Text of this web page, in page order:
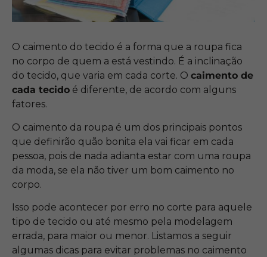
O caimento do tecido é a forma que a roupa fica
no corpo de quem a está vestindo. É a inclinação
do tecido, que varia em cada corte. O caimento de
cada tecido é diferente, de acordo com alguns
fatores.
O caimento da roupa é um dos principais pontos
que definirão quão bonita ela vai ficar em cada
pessoa, pois de nada adianta estar com uma roupa
da moda, se ela não tiver um bom caimento no
corpo.
Isso pode acontecer por erro no corte para aquele
tipo de tecido ou até mesmo pela modelagem
errada, para maior ou menor. Listamos a seguir
algumas dicas para evitar problemas no caimento